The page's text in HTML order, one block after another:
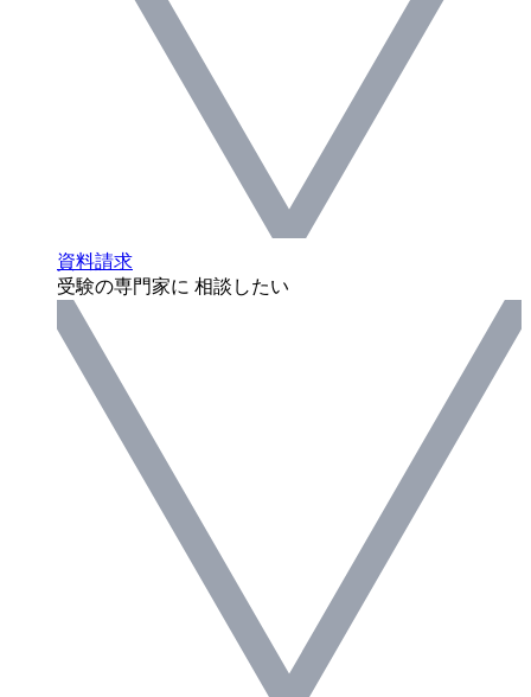
資料請求
受験の専門家に 相談したい